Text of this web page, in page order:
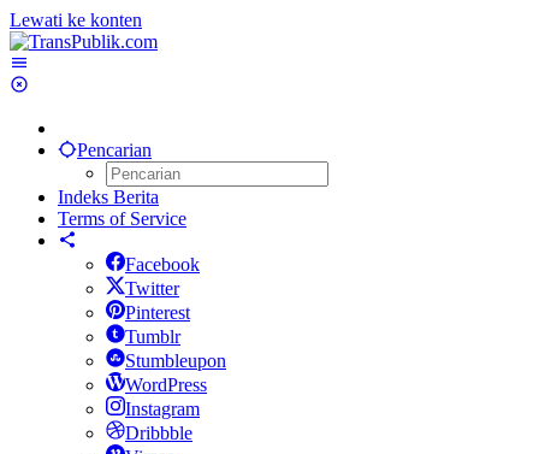
Lewati ke konten
Pencarian
Indeks Berita
Terms of Service
Facebook
Twitter
Pinterest
Tumblr
Stumbleupon
WordPress
Instagram
Dribbble